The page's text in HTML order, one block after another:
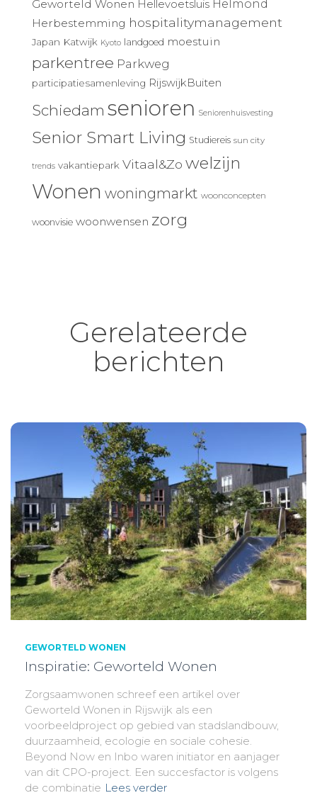
Geworteld Wonen Hellevoetsluis Helmond
Herbestemming hospitalitymanagement
Japan Katwijk Kyoto landgoed moestuin
parkentree Parkweg
participatiesamenleving RijswijkBuiten
Schiedam senioren Seniorenhuisvesting
Senior Smart Living Studiereis sun city
trends vakantiepark Vitaal&Zo welzijn
Wonen woningmarkt woonconcepten
woonvisie woonwensen zorg
Gerelateerde
berichten
GEWORTELD WONEN
Inspiratie: Geworteld Wonen
Zorgsaamwonen schreef een artikel over
Geworteld Wonen in Rijswijk als een
voorbeeldproject op gebied van stadslandbouw,
duurzaamheid, ecologie en sociale cohesie.
Beyond Now en Inbo waren initiator en aanjager
van dit CPO-project. Een succesfactor is volgens
de combinatie Lees verder